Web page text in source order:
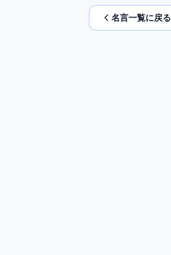
名言一覧に戻る